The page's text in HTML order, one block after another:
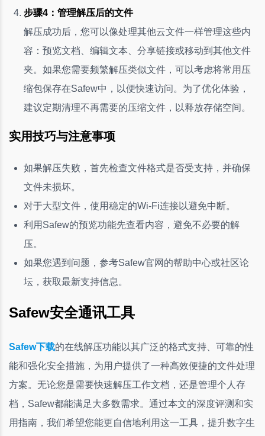
步骤4：管理解压后的文件
解压成功后，您可以像处理其他云文件一样管理这些内
容：预览文档、编辑文本、分享链接或移动到其他文件
夹。如果您需要频繁解压类似文件，可以考虑将常用压
缩包保存在Safew中，以便快速访问。为了优化体验，
建议定期清理不再需要的压缩文件，以释放存储空间。
实用技巧与注意事项
如果解压失败，首先检查文件格式是否受支持，并确保
文件未损坏。
对于大型文件，使用稳定的Wi-Fi连接以避免中断。
利用Safew的预览功能先查看内容，避免不必要的解
压。
如果您遇到问题，参考Safew官网的帮助中心或社区论
坛，获取最新支持信息。
Safew安全通讯工具
Safew下载的在线解压功能以其广泛的格式支持、可靠的性
能和强化安全措施，为用户提供了一种高效便捷的文件处理
方案。无论您是需要快速解压工作文档，还是管理个人存
档，Safew都能满足大多数需求。通过本文的深度评测和实
用指南，我们希望您能更自信地利用这一工具，提升数字生